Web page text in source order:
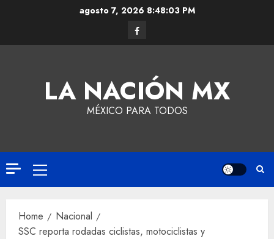
agosto 7, 2026 8:48:04 PM
LA NACIÓN MX
MÉXICO PARA TODOS
Home
Nacional
SSC reporta rodadas ciclistas, motociclistas y